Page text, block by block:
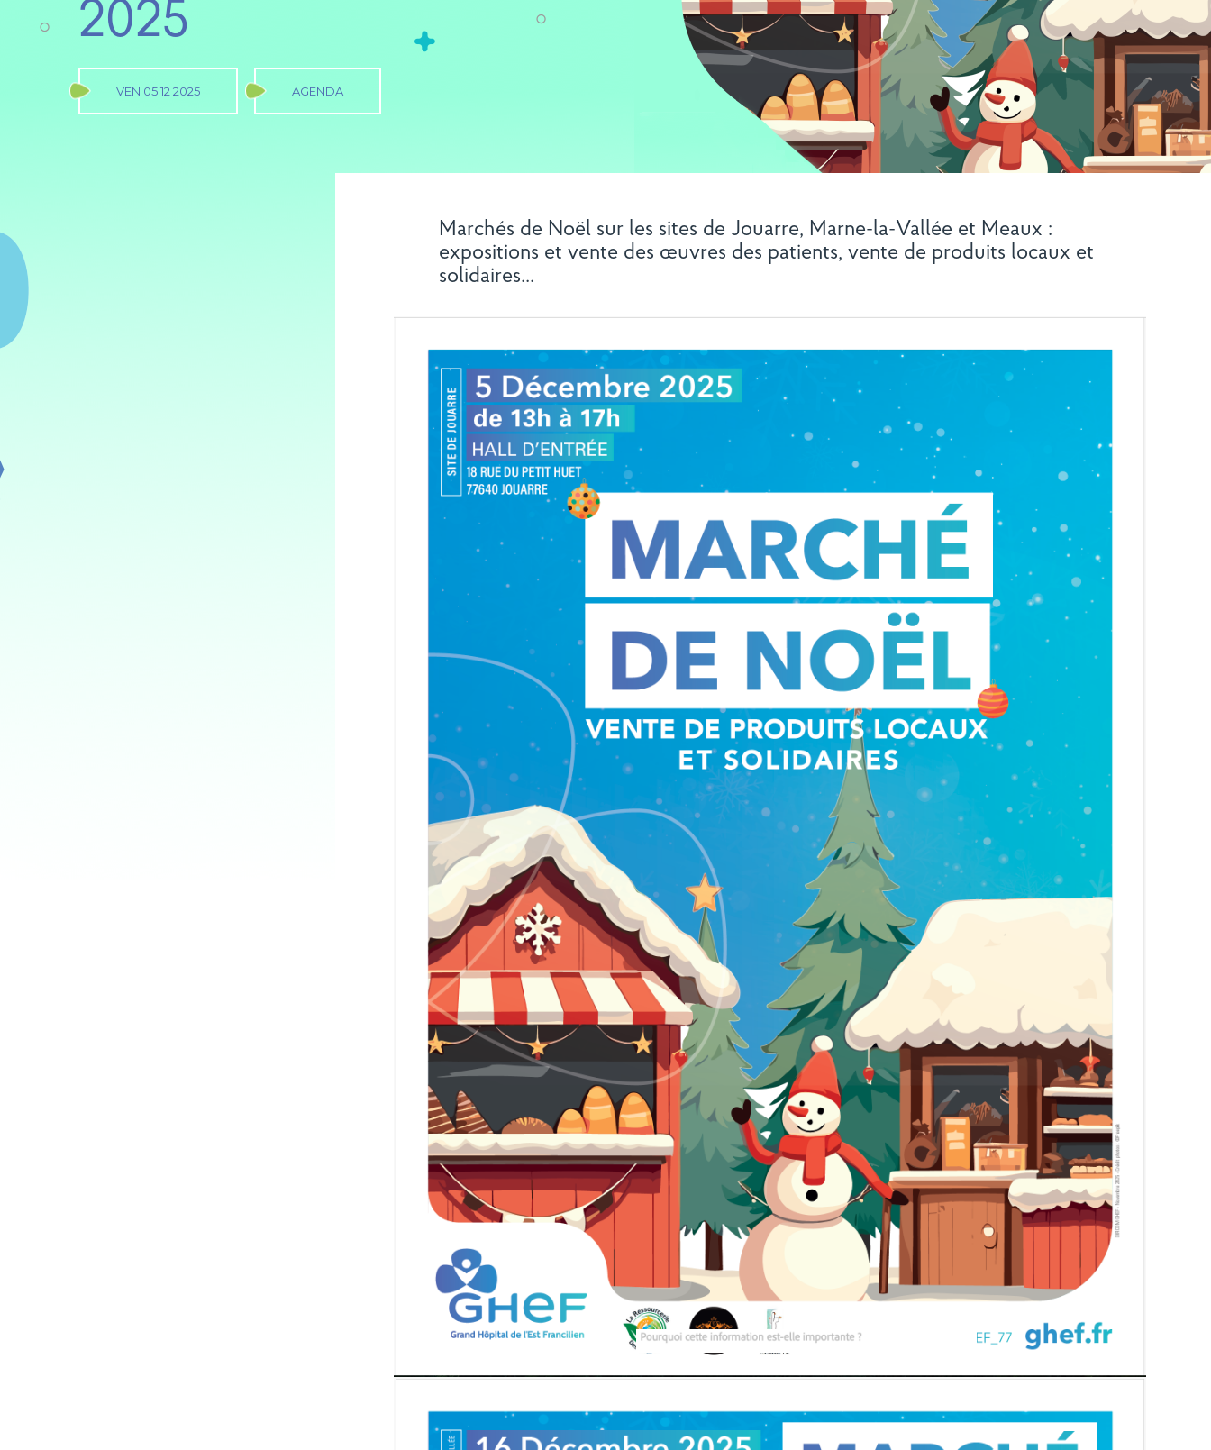
2025
VEN 05.12 2025 AGENDA
Marchés de Noël sur les sites de Jouarre, Marne-la-Vallée et Meaux :
expositions et vente des œuvres des patients, vente de produits locaux et
solidaires...